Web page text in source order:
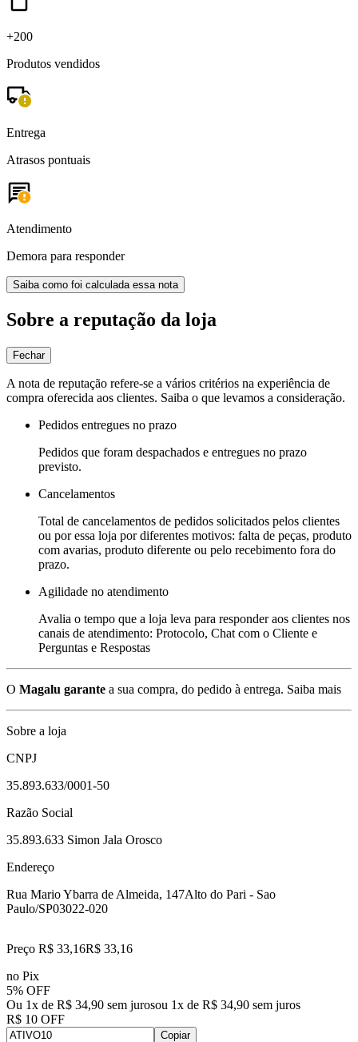
+200
Produtos vendidos
Entrega
Atrasos pontuais
Atendimento
Demora para responder
Saiba como foi calculada essa nota
Sobre a reputação da loja
Fechar
A nota de reputação refere-se a vários critérios na experiência de
compra oferecida aos clientes. Saiba o que levamos a consideração.
Pedidos entregues no prazo
Pedidos que foram despachados e entregues no prazo
previsto.
Cancelamentos
Total de cancelamentos de pedidos solicitados pelos clientes
ou por essa loja por diferentes motivos: falta de peças, produto
com avarias, produto diferente ou pelo recebimento fora do
prazo.
Agilidade no atendimento
Avalia o tempo que a loja leva para responder aos clientes nos
canais de atendimento: Protocolo, Chat com o Cliente e
Perguntas e Respostas
O Magalu garante a sua compra, do pedido à entrega. Saiba mais
Sobre a loja
CNPJ
35.893.633/0001-50
Razão Social
35.893.633 Simon Jala Orosco
Endereço
Rua Mario Ybarra de Almeida, 147Alto do Pari - Sao
Paulo/SP03022-020
Preço R$ 33,16R$ 33,16
no Pix
5% OFF
Ou 1x de R$ 34,90 sem jurosou 1x de R$ 34,90 sem juros
R$ 10 OFF
Copiar